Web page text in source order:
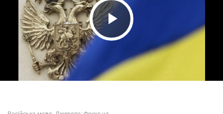
Play Video